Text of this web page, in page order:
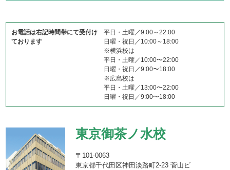
お電話は右記時間帯にて受付け
ております
平日・土曜／9:00～22:00
日曜・祝日／10:00～18:00
※横浜校は
平日・土曜／10:00〜22:00
日曜・祝日／9:00〜18:00
※広島校は
平日・土曜／13:00〜22:00
日曜・祝日／9:00〜18:00
東京御茶ノ水校
〒101-0063
東京都千代田区神田淡路町2-23 菅山ビ